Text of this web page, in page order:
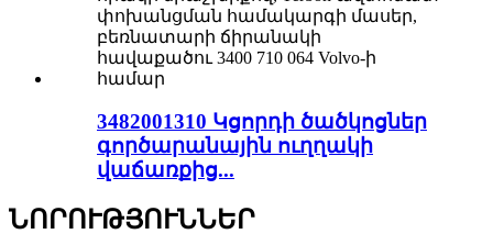
3482001310 Կցորդի ծածկոցներ
գործարանային ուղղակի
վաճառքից...
ՆՈՐՈՒԹՅՈՒՆՆԵՐ